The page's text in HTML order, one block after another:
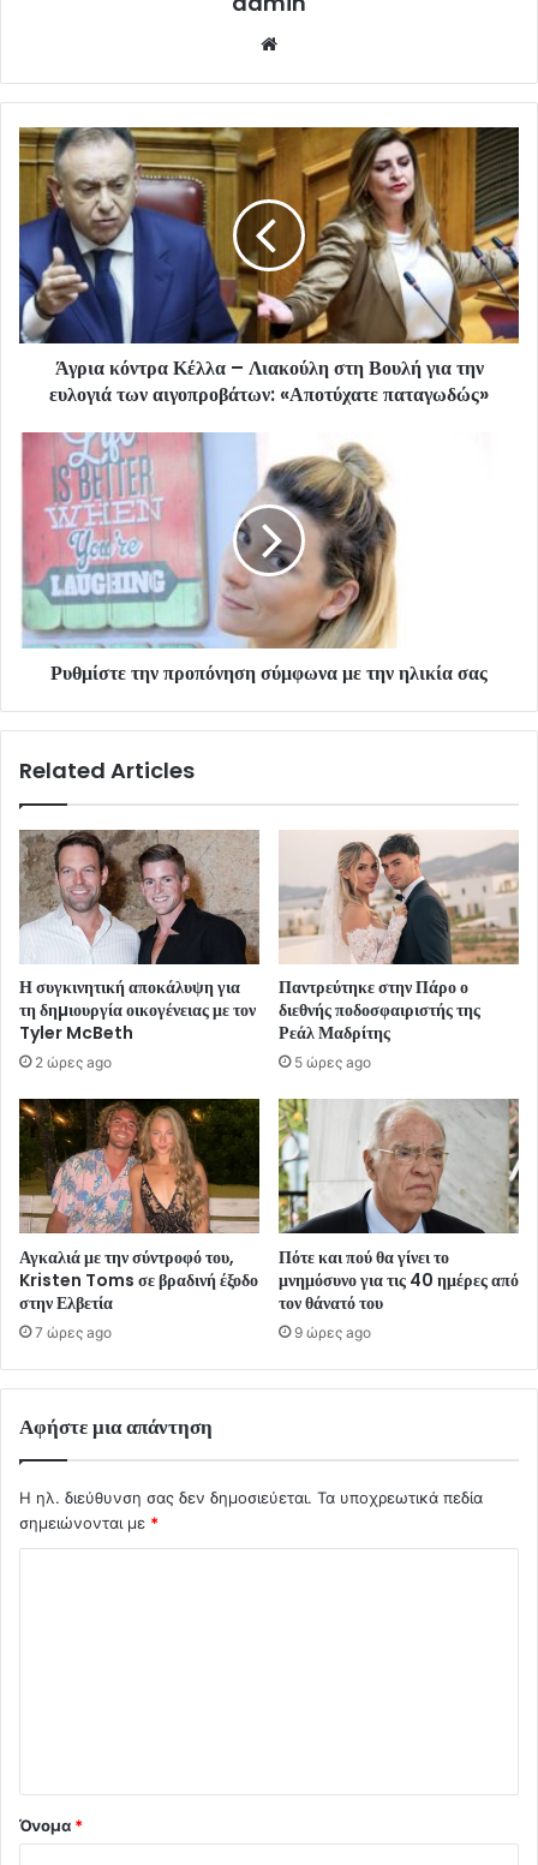
Άγρια κόντρα Κέλλα – Λιακούλη στη Βουλή για την
ευλογιά των αιγοπροβάτων: «Αποτύχατε παταγωδώς»
Ρυθμίστε την προπόνηση σύμφωνα με την ηλικία σας
Related Articles
Η συγκινητική αποκάλυψη για
τη δηµιουργία οικογένειας με τον
Tyler McBeth
2 ώρες ago
Παντρεύτηκε στην Πάρο ο
διεθνής ποδοσφαιριστής της
Ρεάλ Μαδρίτης
5 ώρες ago
Αγκαλιά με την σύντροφό του,
Kristen Toms σε βραδινή έξοδο
στην Ελβετία
7 ώρες ago
Πότε και πού θα γίνει το
μνημόσυνο για τις 40 ημέρες από
τον θάνατό του
9 ώρες ago
Αφήστε μια απάντηση
Η ηλ. διεύθυνση σας δεν δημοσιεύεται. Τα υποχρεωτικά πεδία
σημειώνονται με *
Όνομα *